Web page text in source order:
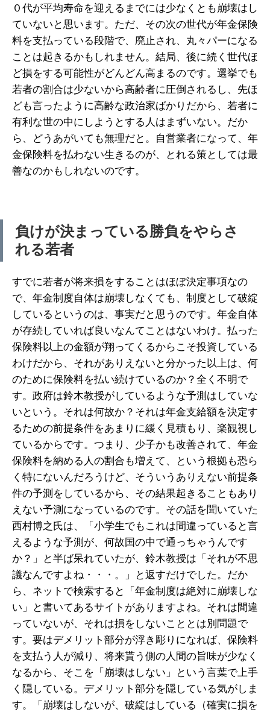
０代が平均寿命を迎えるまでには少なくとも崩壊はし
ていないと思います。ただ、その次の世代が年金保険
料を支払っている段階で、廃止され、丸々パーになる
ことは起きるかもしれません。結局、後に続く世代ほ
ど損をする可能性がどんどん高まるのです。選挙でも
若者の割合は少ないから高齢者に圧倒されるし、先ほ
ども言ったように高齢な政治家ばかりだから、若者に
有利な世の中にしようとする人はまずいない。だか
ら、どうあがいても無理だと。自営業者になって、年
金保険料を払わない生きるのが、とれる策としては最
善なのかもしれないのです。
負けが決まっている勝負をやらさ
れる若者
すでに若者が将来損をすることはほぼ決定事項なの
で、年金制度自体は崩壊しなくても、制度として破綻
しているというのは、事実だと思うのです。年金自体
が存続していれば良いなんてことはないわけ。払った
保険料以上の金額が翔ってくるからこそ投資している
わけだから、それがありえないと分かった以上は、何
のために保険料を払い続けているのか？全く不明で
す。政府は鈴木教授がしているような予測はしていな
いという。それは何故か？それは年金支給額を決定す
るための前提条件をあまりに緩く見積もり、楽観視し
ているからです。つまり、少子かも改善されて、年金
保険料を納める人の割合も増えて、という根拠も恐ら
く特にないんだろうけど、そういうありえない前提条
件の予測をしているから、その結果起きることもあり
えない予測になっているのです。その話を聞いていた
西村博之氏は、「小学生でもこれは間違っていると言
えるような予測が、何故国の中で通っちゃうんです
か？」と半ば呆れていたが、鈴木教授は「それが不思
議なんですよね・・・。」と返すだけでした。だか
ら、ネットで検索すると「年金制度は絶対に崩壊しな
い」と書いてあるサイトがありますよね。それは間違
っていないが、それは損をしないこととは別問題で
す。要はデメリット部分が浮き彫りになれば、保険料
を支払う人が減り、将来貰う側の人間の旨味が少なく
なるから、そこを「崩壊はしない」という言葉で上手
く隠している。デメリット部分を隠している気がしま
す。「崩壊はしないが、破綻はしている（確実に損を